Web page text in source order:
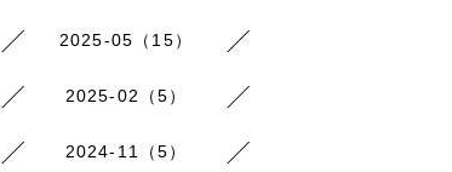
2025-05（15）
2025-02（5）
2024-11（5）